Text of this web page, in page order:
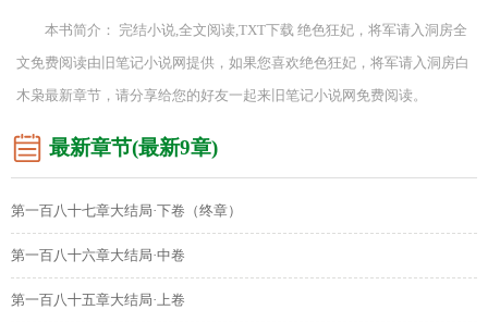
本书简介： 完结小说,全文阅读,TXT下载 绝色狂妃，将军请入洞房全
文免费阅读由旧笔记小说网提供，如果您喜欢绝色狂妃，将军请入洞房白
木枭最新章节，请分享给您的好友一起来旧笔记小说网免费阅读。
最新章节(最新9章)
第一百八十七章大结局·下卷（终章）
第一百八十六章大结局·中卷
第一百八十五章大结局·上卷